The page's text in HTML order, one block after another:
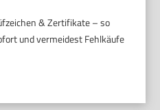
& Zertifikate – so
und vermeidest Fehlkäufe